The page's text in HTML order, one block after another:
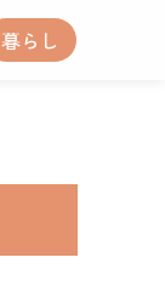
暮らし